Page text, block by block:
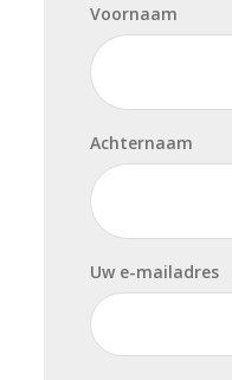
Voornaam
Achternaam
Uw e-mailadres